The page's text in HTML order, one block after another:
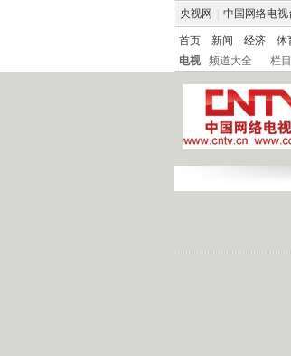
央视网 中国网络电视
首页 新闻 经济 体
电视
频道大全 栏